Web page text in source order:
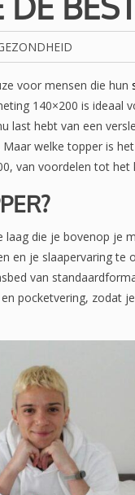
voor mensen die hun
140×200 is ideaal
last hebt van een
welke topper is
van voordelen tot het
die je bovenop je
en je slaapervaring te
van
pocketvering, zodat